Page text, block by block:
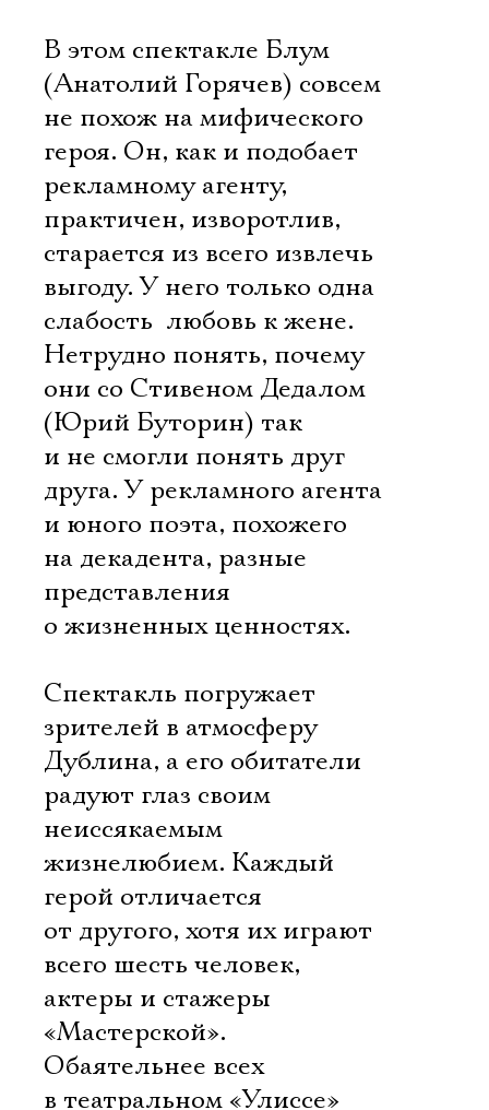
В этом спектакле Блум
(Анатолий Горячев) совсем
не похож на мифического
героя. Он, как и подобает
рекламному агенту,
практичен, изворотлив,
старается из всего извлечь
выгоду. У него только одна
слабость  любовь к жене.
Нетрудно понять, почему
они со Стивеном Дедалом
(Юрий Буторин) так
и не смогли понять друг
друга. У рекламного агента
и юного поэта, похожего
на декадента, разные
представления
о жизненных ценностях.
Спектакль погружает
зрителей в атмосферу
Дублина, а его обитатели
радуют глаз своим
неиссякаемым
жизнелюбием. Каждый
герой отличается
от другого, хотя их играют
всего шесть человек,
актеры и стажеры
«Мастерской».
Обаятельнее всех
в театральном «Улиссе»